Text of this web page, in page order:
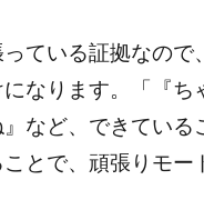
ている証拠なので
なります。「『ち
など、できてい
とで、頑張りモ